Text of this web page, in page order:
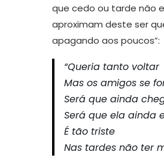
que cedo ou tarde não
aproximam deste ser
apagando aos poucos”:
“Queria tanto voltar
Mas os amigos se
Será que ainda
Será que ela ainda
É tão triste
Nas tardes não ter